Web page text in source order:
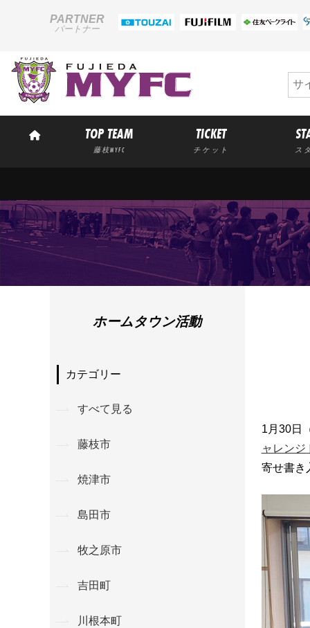
PARTNER
パートナー
TOP TEAM
藤枝MYFC
TICKET
チケット ス
1月30日
ャレンジ
寄せ書き
ホームタウン活動
カテゴリー
すべて見る
藤枝市
焼津市
島田市
牧之原市
吉田町
川根本町